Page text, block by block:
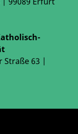
Straße 63 |